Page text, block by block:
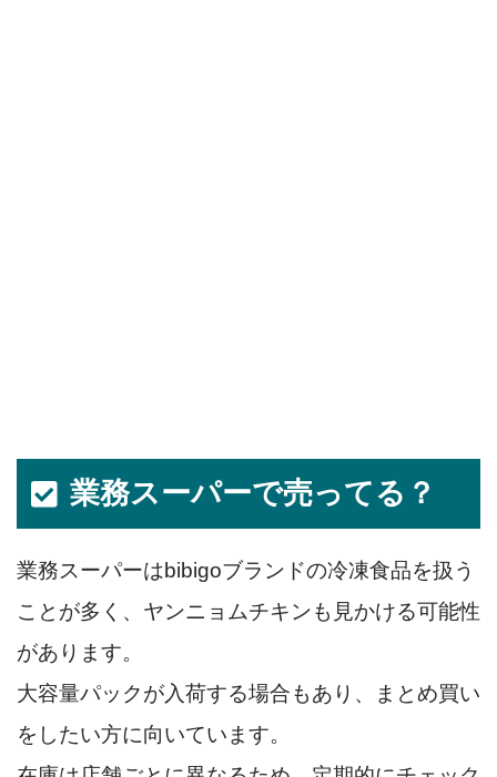
業務スーパーで売ってる？
業務スーパーはbibigoブランドの冷凍食品を扱う
ことが多く、ヤンニョムチキンも見かける可能性
があります。
大容量パックが入荷する場合もあり、まとめ買い
をしたい方に向いています。